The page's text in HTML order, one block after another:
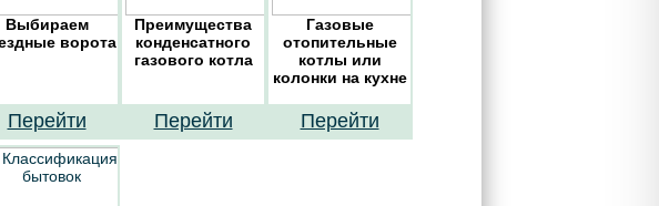
Выбираем
ворота
Перейти
Преимущества
конденсатного
газового котла
Перейти
Газовые
отопительные
котлы или
колонки на кухне
Перейти